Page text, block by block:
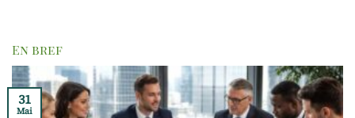
En bref
31
Mai